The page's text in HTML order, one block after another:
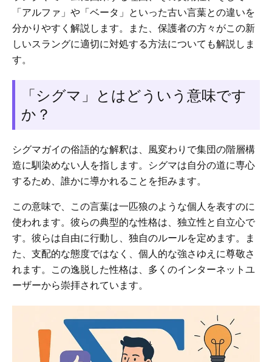
「アルファ」や「ベータ」といった古い言葉との違いを
分かりやすく解説します。また、保護者の方々がこの新
しいスラングに適切に対処する方法についても解説しま
す。
「シグマ」とはどういう意味です
か？
シグマガイの俗語的な解釈は、風変わりで集団の階層構
造に馴染めない人を指します。シグマは自分の道に専心
するため、誰かに導かれることを拒みます。
この意味で、この言葉は一匹狼のような個人を表すのに
使われます。彼らの典型的な性格は、独立性と自立心で
す。彼らは自由に行動し、独自のルールを定めます。ま
た、支配的な態度ではなく、個人的な強さゆえに尊敬さ
れます。この逸脱した性格は、多くのインターネットユ
ーザーから崇拝されています。